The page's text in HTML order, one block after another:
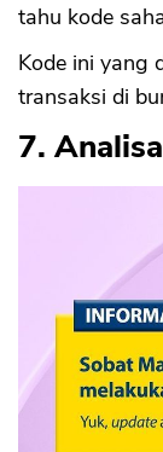
tahu kode
Kode ini yang
transaksi di
7.